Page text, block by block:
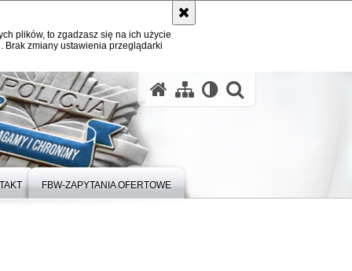
plików, to zgadzasz się na ich użycie
zmiany ustawienia przeglądarki
FBW-ZAPYTANIA OFERTOWE